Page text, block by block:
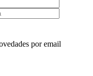
por email